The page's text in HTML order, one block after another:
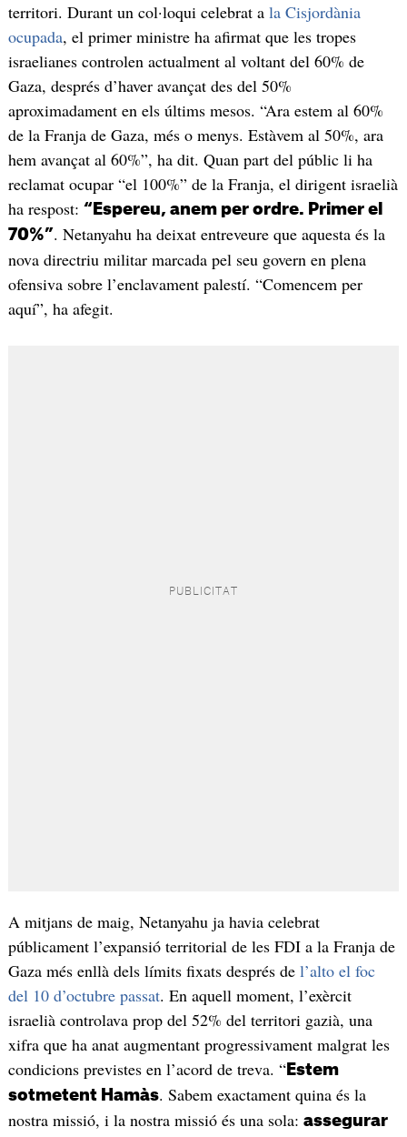
territori. Durant un col·loqui celebrat a la Cisjordània
ocupada, el primer ministre ha afirmat que les tropes
israelianes controlen actualment al voltant del 60% de
Gaza, després d’haver avançat des del 50%
aproximadament en els últims mesos. “Ara estem al 60%
de la Franja de Gaza, més o menys. Estàvem al 50%, ara
hem avançat al 60%”, ha dit. Quan part del públic li ha
reclamat ocupar “el 100%” de la Franja, el dirigent israelià
ha respost: “Espereu, anem per ordre. Primer el
70%”. Netanyahu ha deixat entreveure que aquesta és la
nova directriu militar marcada pel seu govern en plena
ofensiva sobre l’enclavament palestí. “Comencem per
aquí”, ha afegit.
A mitjans de maig, Netanyahu ja havia celebrat
públicament l’expansió territorial de les FDI a la Franja de
Gaza més enllà dels límits fixats després de l’alto el foc
del 10 d’octubre passat. En aquell moment, l’exèrcit
israelià controlava prop del 52% del territori gazià, una
xifra que ha anat augmentant progressivament malgrat les
condicions previstes en l’acord de treva. “Estem
sotmetent Hamàs. Sabem exactament quina és la
nostra missió, i la nostra missió és una sola: assegurar